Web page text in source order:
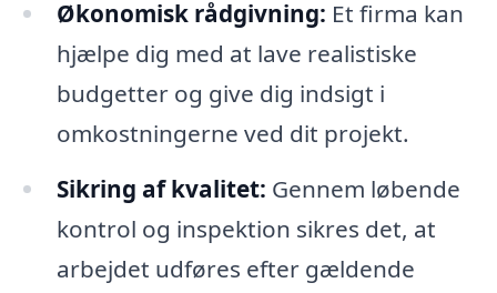
Økonomisk rådgivning: Et firma kan
hjælpe dig med at lave realistiske
budgetter og give dig indsigt i
omkostningerne ved dit projekt.
Sikring af kvalitet: Gennem løbende
kontrol og inspektion sikres det, at
arbejdet udføres efter gældende